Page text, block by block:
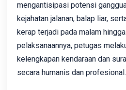
mengantisipasi potensi
kejahatan jalanan, balap liar,
kerap terjadi pada malam
pelaksanaannya, petugas
kelengkapan kendaraan dan
secara humanis dan profesional.